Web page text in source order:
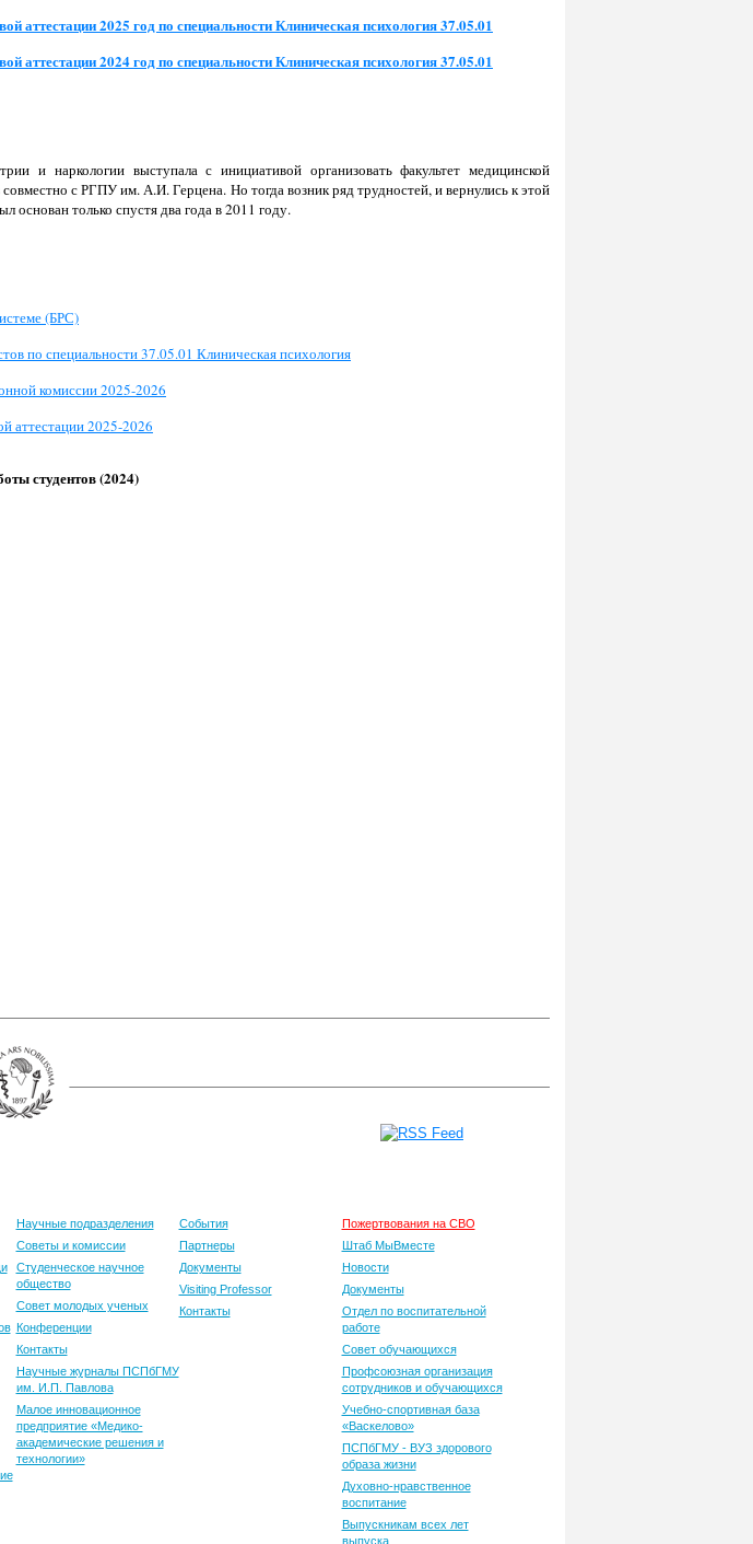
аттестации 2025 год по специальности Клиническая психология 37.05.01
аттестации 2024 год по специальности Клиническая психология 37.05.01
и наркологии выступала с инициативой организовать факультет медицинской
совместно с РГПУ им. А.И. Герцена. Но тогда возник ряд трудностей, и вернулись к этой
основан только спустя два года в 2011 году.
(БРС)
по специальности 37.05.01 Клиническая психология
комиссии 2025-2026
аттестации 2025-2026
студентов (2024)
Научные подразделения
Советы и комиссии
Студенческое научное
общество
Совет молодых ученых
Конференции
Контакты
Научные журналы ПСПбГМУ
им. И.П. Павлова
Малое инновационное
предприятие «Медико-
академические решения и
технологии»
События
Партнеры
Документы
Visiting Professor
Контакты
Пожертвования на СВО
Штаб МыВместе
Новости
Документы
Отдел по воспитательной
работе
Совет обучающихся
Профсоюзная организация
сотрудников и обучающихся
Учебно-спортивная база
«Васкелово»
ПСПбГМУ - ВУЗ здорового
образа жизни
Духовно-нравственное
воспитание
Выпускникам всех лет
выпуска